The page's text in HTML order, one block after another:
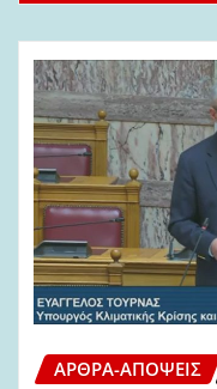
ΆΡΘΡΑ-ΑΠΌΨΕΙΣ